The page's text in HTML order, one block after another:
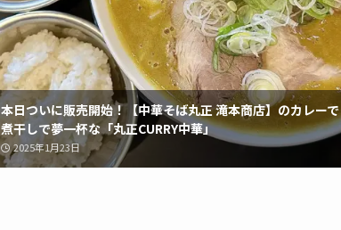
本日ついに販売開始！【中華そば丸正 滝本商店】のカレーで
煮干しで夢一杯な「丸正CURRY中華」
2025年1月23日